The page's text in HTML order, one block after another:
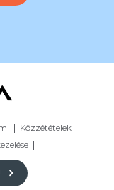
Közzétételek